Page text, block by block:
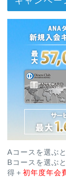
Aコースを選ぶと
Bコースを選ぶと
得＋ 初年度年会